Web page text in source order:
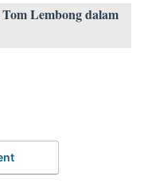
Lembong dalam